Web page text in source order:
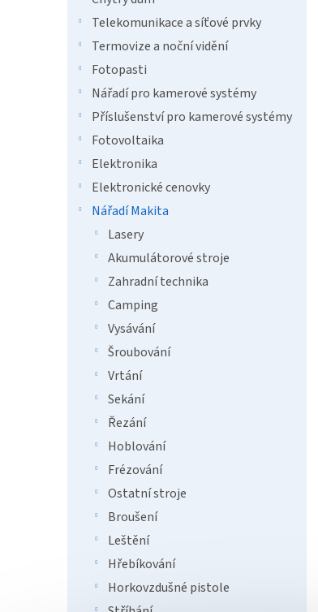
Telekomunikace a síťové prvky
Termovize a noční vidění
Fotopasti
Nářadí pro kamerové systémy
Příslušenství pro kamerové systémy
Fotovoltaika
Elektronika
Elektronické cenovky
Nářadí Makita
Lasery
Akumulátorové stroje
Zahradní technika
Camping
Vysávání
Šroubování
Vrtání
Sekání
Řezání
Hoblování
Frézování
Ostatní stroje
Broušení
Leštění
Hřebíkování
Horkovzdušné pistole